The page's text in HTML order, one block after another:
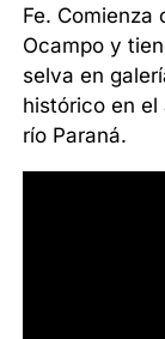
Fe. Comienza
Ocampo y
selva en
histórico en el
río Paraná.